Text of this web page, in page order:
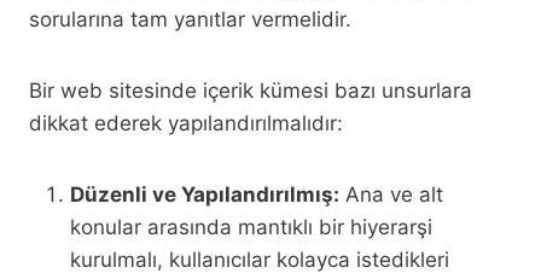
sorularına tam yanıtlar vermelidir.
Bir web sitesinde içerik kümesi bazı unsurlara
dikkat ederek yapılandırılmalıdır:
Düzenli ve Yapılandırılmış: Ana ve alt
konular arasında mantıklı bir hiyerarşi
kurulmalı, kullanıcılar kolayca istedikleri